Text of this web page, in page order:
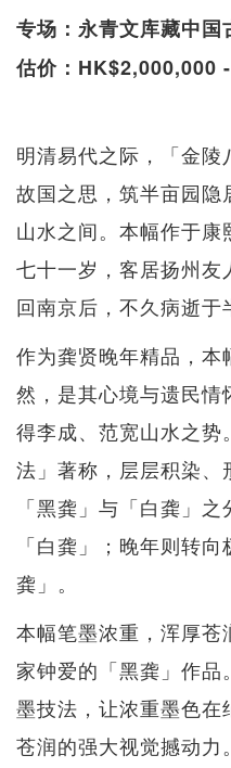
专场：永青文库藏中国
估价：HK$2,000,000
明清易代之际，「金
故国之思，筑半亩园
山水之间。本幅作于
七十一岁，客居扬州友
回南京后，不久病逝于
作为龚贤晚年精品，本
然，是其心境与遗民情
得李成、范宽山水之
法」著称，层层积染
「黑龚」与「白龚」
「白龚」；晚年则转
龚」。
本幅笔墨浓重，浑厚
家钟爱的「黑龚」作
墨技法，让浓重墨色
苍润的强大视觉撼动力